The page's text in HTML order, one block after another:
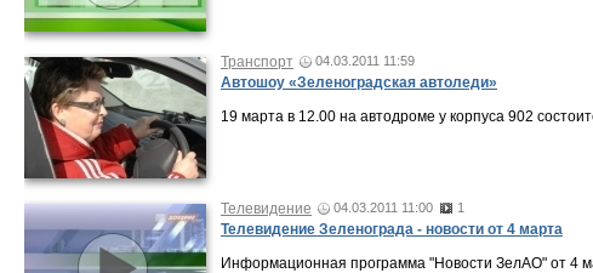
Транспорт 04.03.2011 11:59
Автошоу «Зеленоградская автоледи»
19 марта в 12.00 на автодроме у корпуса 902
Телевидение 04.03.2011 11:00 1
Телевидение Зеленограда - новости от 4 марта
Информационная программа "Новости ЗелАО" от 4